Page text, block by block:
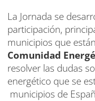
La Jornada se
participación,
municipios que
Comunidad
resolver las dudas
energético que se
municipios de